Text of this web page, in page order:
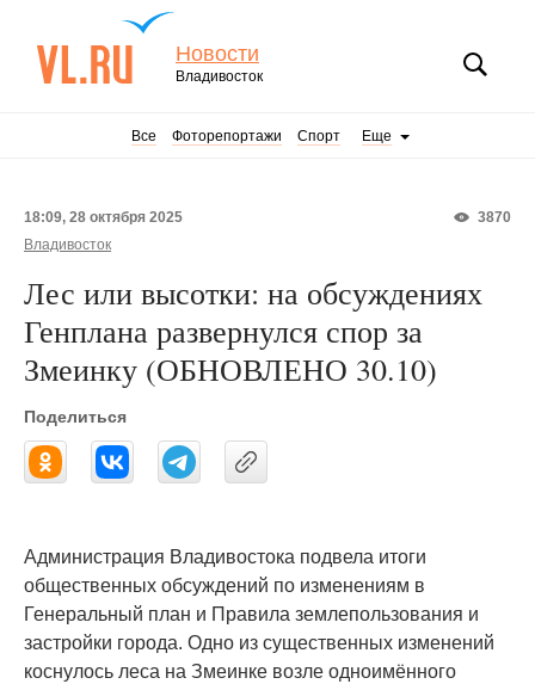
Новости
Владивосток
Все Фоторепортажи Спорт Еще
3870
18:09, 28 октября 2025
Владивосток
Лес или высотки: на обсуждениях
Генплана развернулся спор за
Змеинку (ОБНОВЛЕНО 30.10)
Поделиться
Администрация Владивостока подвела итоги
общественных обсуждений по изменениям в
Генеральный план и Правила землепользования и
застройки города. Одно из существенных изменений
коснулось леса на Змеинке возле одноимённого